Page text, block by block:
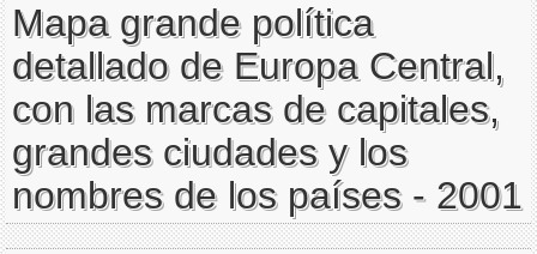
Mapa grande política
detallado de Europa Central,
con las marcas de capitales,
grandes ciudades y los
nombres de los países - 2001